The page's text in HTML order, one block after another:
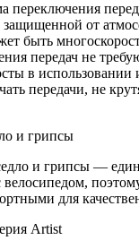
переключения
от
быть
передач не
в использовании
передачи, не
и грипсы
и грипсы —
велосипедом,
для
Artist